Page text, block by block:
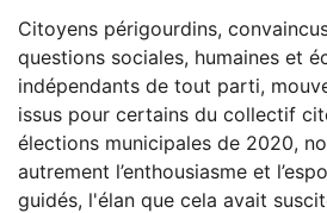
Citoyens périgourdins,
questions sociales, humaines et
indépendants de tout parti,
issus pour certains du collectif
élections municipales de 2020,
autrement l’enthousiasme et
guidés, l'élan que cela avait